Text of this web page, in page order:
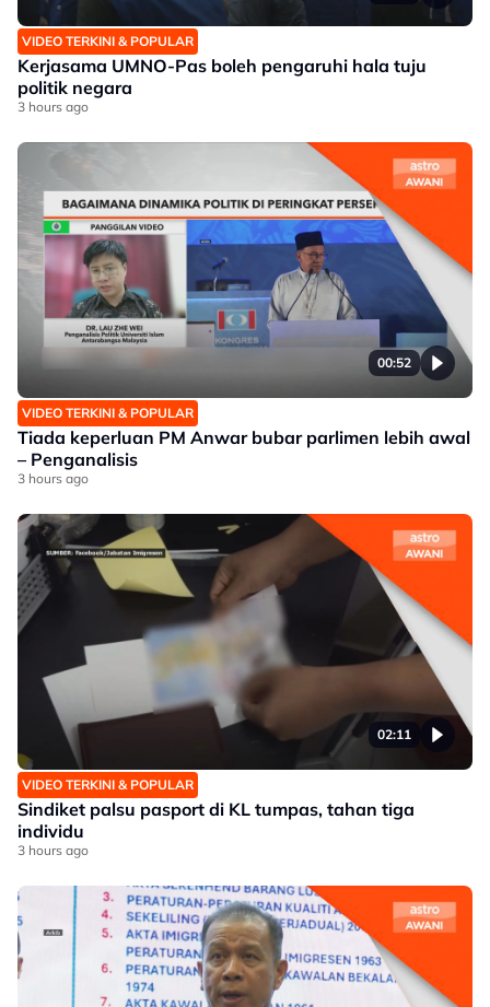
VIDEO TERKINI & POPULAR
Kerjasama UMNO-Pas boleh pengaruhi hala tuju
politik negara
3 hours ago
00:52
VIDEO TERKINI & POPULAR
Tiada keperluan PM Anwar bubar parlimen lebih awal
– Penganalisis
3 hours ago
02:11
VIDEO TERKINI & POPULAR
Sindiket palsu pasport di KL tumpas, tahan tiga
individu
3 hours ago